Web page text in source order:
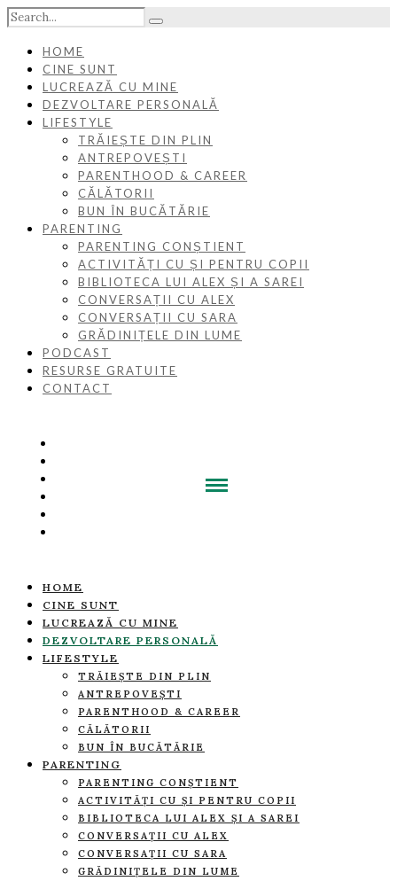
HOME
CINE SUNT
LUCREAZĂ CU MINE
DEZVOLTARE PERSONALĂ
LIFESTYLE
TRĂIEȘTE DIN PLIN
ANTREPOVEȘTI
PARENTHOOD & CAREER
CĂLĂTORII
BUN ÎN BUCĂTĂRIE
PARENTING
PARENTING CONȘTIENT
ACTIVITĂȚI CU ȘI PENTRU COPII
BIBLIOTECA LUI ALEX ȘI A SAREI
CONVERSAȚII CU ALEX
CONVERSAȚII CU SARA
GRĂDINIȚELE DIN LUME
PODCAST
RESURSE GRATUITE
CONTACT
HOME
CINE SUNT
LUCREAZĂ CU MINE
DEZVOLTARE PERSONALĂ
LIFESTYLE
TRĂIEȘTE DIN PLIN
ANTREPOVEȘTI
PARENTHOOD & CAREER
CĂLĂTORII
BUN ÎN BUCĂTĂRIE
PARENTING
PARENTING CONȘTIENT
ACTIVITĂȚI CU ȘI PENTRU COPII
BIBLIOTECA LUI ALEX ȘI A SAREI
CONVERSAȚII CU ALEX
CONVERSAȚII CU SARA
GRĂDINIȚELE DIN LUME